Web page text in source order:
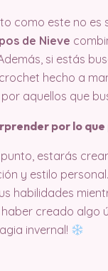
como este no es
de Nieve
si estás
hecho a
aquellos que
por lo
estarás
y estilo
habilidades
creado algo
invernal!